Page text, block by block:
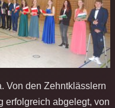
Von den Zehntklässlern
erfolgreich abgelegt, von